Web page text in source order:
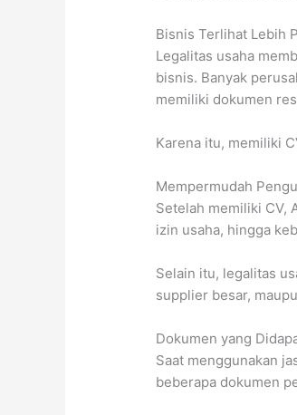
Bisnis Terlihat Lebih
Legalitas usaha
bisnis. Banyak
memiliki dokumen
Karena itu, memiliki
Mempermudah
Setelah memiliki CV,
izin usaha, hingga
Selain itu, legalitas
supplier besar,
Dokumen yang
Saat menggunakan
beberapa dokumen